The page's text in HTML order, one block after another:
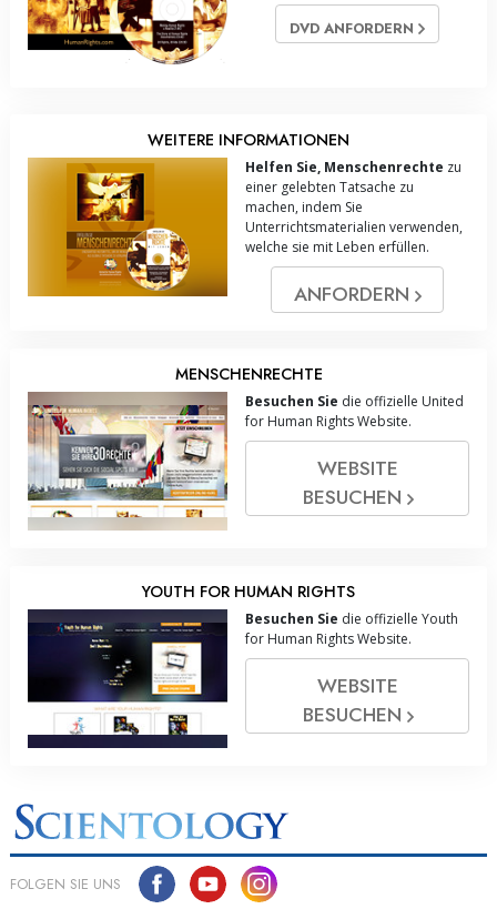
DVD ANFORDERN
WEITERE INFORMATIONEN
Helfen Sie, Menschenrechte zu
einer gelebten Tatsache zu
machen, indem Sie
Unterrichtsmaterialien verwenden,
welche sie mit Leben erfüllen.
ANFORDERN
MENSCHENRECHTE
Besuchen Sie die offizielle United
for Human Rights Website.
WEBSITE
BESUCHEN
YOUTH FOR HUMAN RIGHTS
Besuchen Sie die offizielle Youth
for Human Rights Website.
WEBSITE
BESUCHEN
FOLGEN SIE UNS